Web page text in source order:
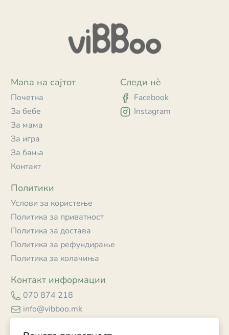
Мапа на сајтот
Почетна
За бебе
За мама
За игра
За бања
Контакт
Политики
Услови за користење
Политика за приватност
Политика за достава
Политика за рефундирање
Политика за колачиња
Контакт информации
070 874 218
info@vibboo.mk
Следи нè
Facebook
Instagram